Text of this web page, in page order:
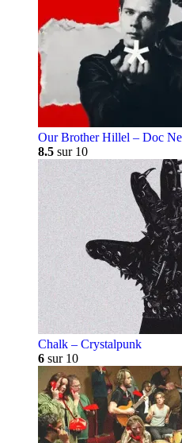
Our Brother Hillel – Doc
8.5 sur 10
Chalk – Crystalpunk
6 sur 10